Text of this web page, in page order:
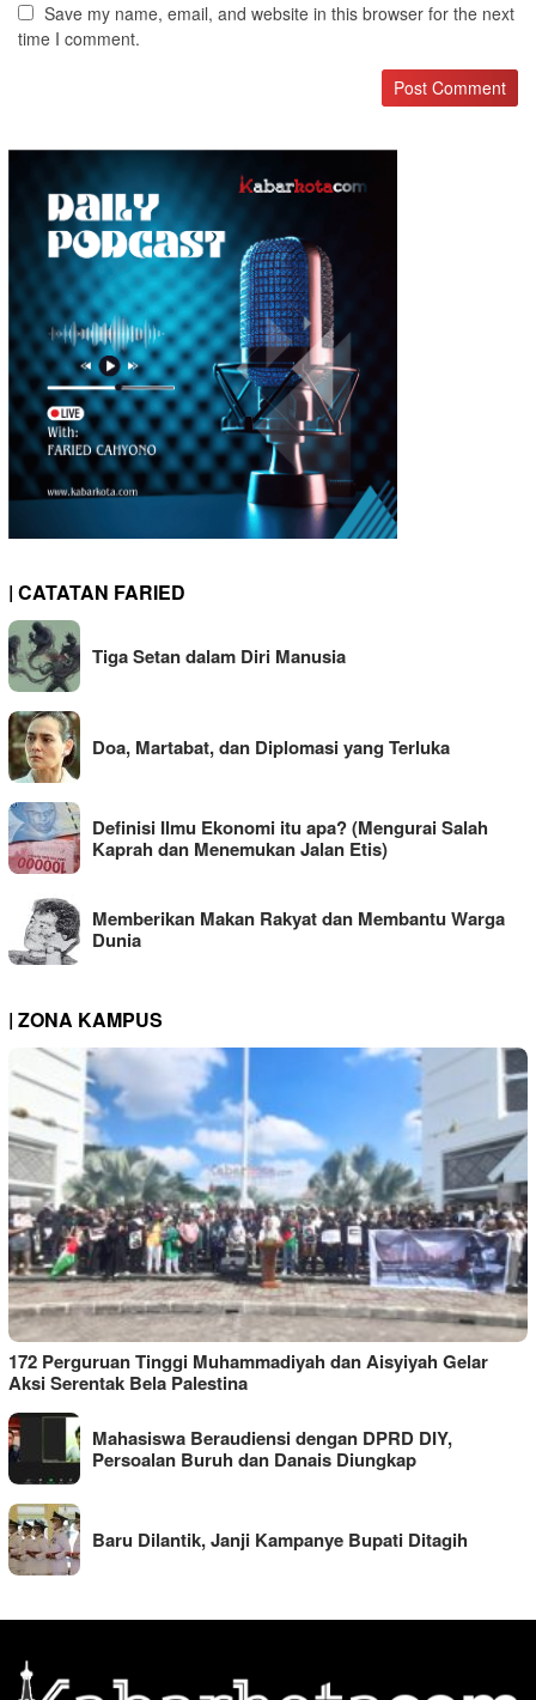
Save my name, email, and website in this browser for the next
time I comment.
| CATATAN FARIED
Tiga Setan dalam Diri Manusia
Doa, Martabat, dan Diplomasi yang Terluka
Definisi Ilmu Ekonomi itu apa? (Mengurai Salah
Kaprah dan Menemukan Jalan Etis)
Memberikan Makan Rakyat dan Membantu Warga
Dunia
| ZONA KAMPUS
172 Perguruan Tinggi Muhammadiyah dan Aisyiyah Gelar
Aksi Serentak Bela Palestina
Mahasiswa Beraudiensi dengan DPRD DIY,
Persoalan Buruh dan Danais Diungkap
Baru Dilantik, Janji Kampanye Bupati Ditagih